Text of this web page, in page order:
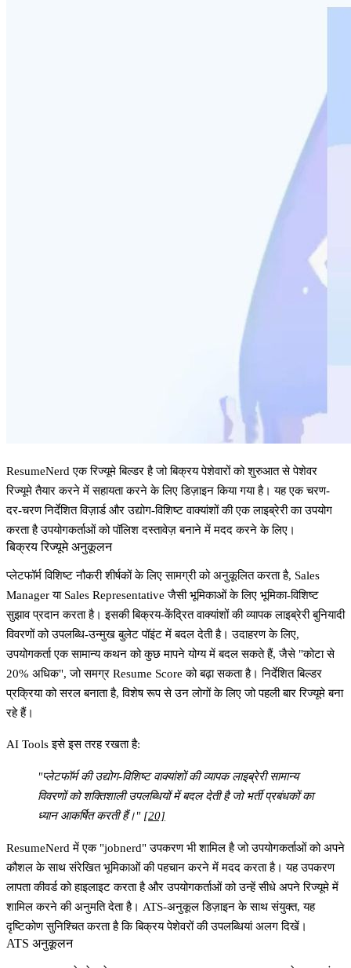
ResumeNerd एक रिज्यूमे बिल्डर है जो बिक्रय पेशेवारों को शुरुआत से पेशेवर
रिज्यूमे तैयार करने में सहायता करने के लिए डिज़ाइन किया गया है। यह एक चरण-
दर-चरण निर्देशित विज़ार्ड और उद्योग-विशिष्ट वाक्यांशों की एक लाइब्रेरी का उपयोग
करता है उपयोगकर्ताओं को पॉलिश दस्तावेज़ बनाने में मदद करने के लिए।
बिक्रय रिज्यूमे अनुकूलन
प्लेटफॉर्म विशिष्ट नौकरी शीर्षकों के लिए सामग्री को अनुकूलित करता है, Sales
Manager या Sales Representative जैसी भूमिकाओं के लिए भूमिका-विशिष्ट
सुझाव प्रदान करता है। इसकी बिक्रय-केंद्रित वाक्यांशों की व्यापक लाइब्रेरी बुनियादी
विवरणों को उपलब्धि-उन्मुख बुलेट पॉइंट में बदल देती है। उदाहरण के लिए,
उपयोगकर्ता एक सामान्य कथन को कुछ मापने योग्य में बदल सकते हैं, जैसे "कोटा से
20% अधिक", जो समग्र Resume Score को बढ़ा सकता है। निर्देशित बिल्डर
प्रक्रिया को सरल बनाता है, विशेष रूप से उन लोगों के लिए जो पहली बार रिज्यूमे बना
रहे हैं।
AI Tools इसे इस तरह रखता है:
"प्लेटफॉर्म की उद्योग-विशिष्ट वाक्यांशों की व्यापक लाइब्रेरी सामान्य
विवरणों को शक्तिशाली उपलब्धियों में बदल देती है जो भर्ती प्रबंधकों का
ध्यान आकर्षित करती हैं।" [20]
ResumeNerd में एक "jobnerd" उपकरण भी शामिल है जो उपयोगकर्ताओं को अपने
कौशल के साथ संरेखित भूमिकाओं की पहचान करने में मदद करता है। यह उपकरण
लापता कीवर्ड को हाइलाइट करता है और उपयोगकर्ताओं को उन्हें सीधे अपने रिज्यूमे में
शामिल करने की अनुमति देता है। ATS-अनुकूल डिज़ाइन के साथ संयुक्त, यह
दृष्टिकोण सुनिश्चित करता है कि बिक्रय पेशेवरों की उपलब्धियां अलग दिखें।
ATS अनुकूलन